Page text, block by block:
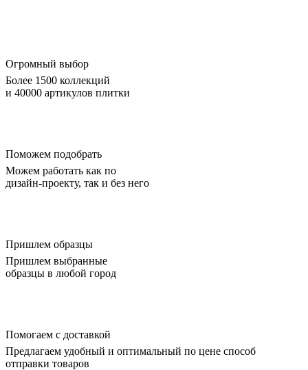
Огромный выбор
Более 1500 коллекций
и 40000 артикулов плитки
Поможем подобрать
Можем работать как по
дизайн-проекту, так и без него
Пришлем образцы
Пришлем выбранные
образцы в любой город
Помогаем с доставкой
Предлагаем удобный и оптимальный по цене способ
отправки товаров